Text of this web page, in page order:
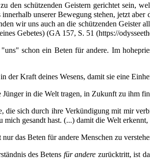
den schützenden Geistern gerichtet sein,
unserer Bewegung stehen, jetzt
wir uns auch an die schützenden Geister
Gebetes) (GA 157, S. 51
schon ein Beten für andere. Im
der Kraft deines Wesens, damit sie eine
in die Welt tragen, in Zukunft zu ihm
sich durch ihre Verkündigung mit mir
gesandt hast. (...) damit die Welt
das Beten für andere Menschen zu
des Betens für andere zurücktritt, ist